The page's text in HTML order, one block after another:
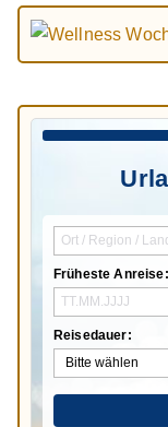
Früheste Anreise:
Reisedauer: